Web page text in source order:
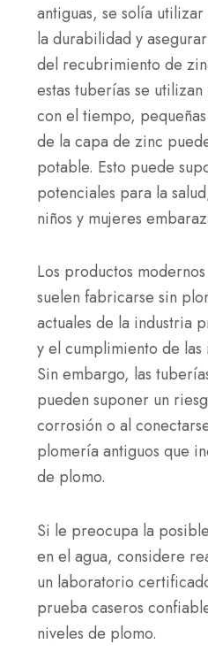
antiguas, se solía
la durabilidad y
del recubrimiento de
estas tuberías se
con el tiempo,
de la capa de zinc
potable. Esto puede
potenciales para la
niños y mujeres
Los productos
suelen fabricarse sin
actuales de la industria
y el cumplimiento de las
Sin embargo, las
pueden suponer un
corrosión o al
plomería antiguos que
de plomo.
Si le preocupa la
en el agua, considere
un laboratorio
prueba caseros
niveles de plomo.